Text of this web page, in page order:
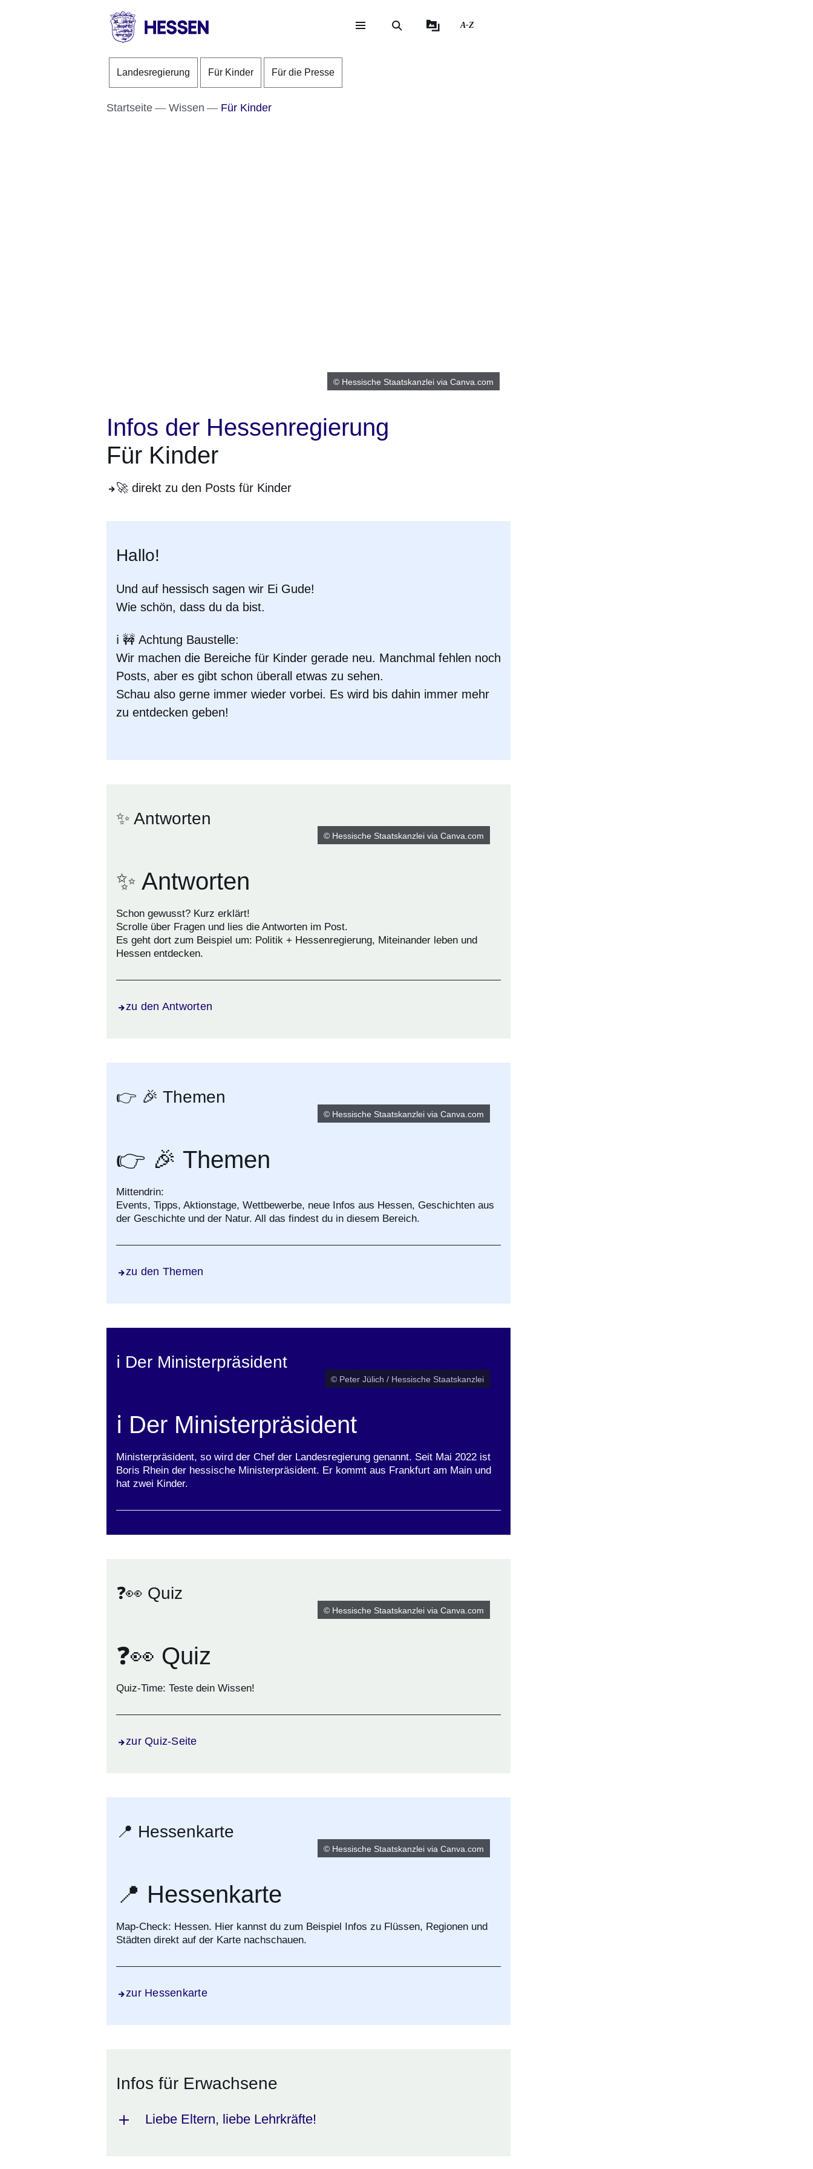
Direkt zum Kopf der Seite
Direkt zum Inhalt
Direkt zum Fuß der Seite
Landesregierung
A-Z
Landesregierung Für Kinder Für die Presse
Startseite Wissen Für Kinder
© Hessische Staatskanzlei via Canva.com
Infos der Hessenregierung
Für Kinder
🚀 direkt zu den Posts für Kinder
Hallo!
Und auf hessisch sagen wir Ei Gude!
Wie schön, dass du da bist.
ℹ️ 🚧 Achtung Baustelle:
Wir machen die Bereiche für Kinder gerade neu. Manchmal fehlen noch
Posts, aber es gibt schon überall etwas zu sehen.
Schau also gerne immer wieder vorbei. Es wird bis dahin immer mehr
zu entdecken geben!
✨ Antworten
© Hessische Staatskanzlei via Canva.com
✨ Antworten
Schon gewusst? Kurz erklärt!
Scrolle über Fragen und lies die Antworten im Post.
Es geht dort zum Beispiel um: Politik + Hessenregierung, Miteinander leben und
Hessen entdecken.
zu den Antworten
👉 🎉 Themen
© Hessische Staatskanzlei via Canva.com
👉 🎉 Themen
Mittendrin:
Events, Tipps, Aktionstage, Wettbewerbe, neue Infos aus Hessen, Geschichten aus
der Geschichte und der Natur. All das findest du in diesem Bereich.
zu den Themen
ℹ️ Der Ministerpräsident
© Peter Jülich / Hessische Staatskanzlei
ℹ️ Der Ministerpräsident
Ministerpräsident, so wird der Chef der Landesregierung genannt. Seit Mai 2022 ist
Boris Rhein der hessische Ministerpräsident. Er kommt aus Frankfurt am Main und
hat zwei Kinder.
❓👀 Quiz
© Hessische Staatskanzlei via Canva.com
❓👀 Quiz
Quiz-Time: Teste dein Wissen!
zur Quiz-Seite
📍 Hessenkarte
© Hessische Staatskanzlei via Canva.com
📍 Hessenkarte
Map-Check: Hessen. Hier kannst du zum Beispiel Infos zu Flüssen, Regionen und
Städten direkt auf der Karte nachschauen.
zur Hessenkarte
Infos für Erwachsene
Liebe Eltern, liebe Lehrkräfte!